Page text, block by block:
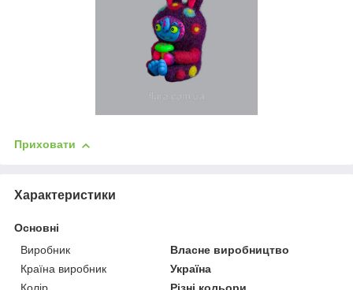
Приховати
Характеристики
Основні
Виробник
Власне виробництво
Країна виробник
Україна